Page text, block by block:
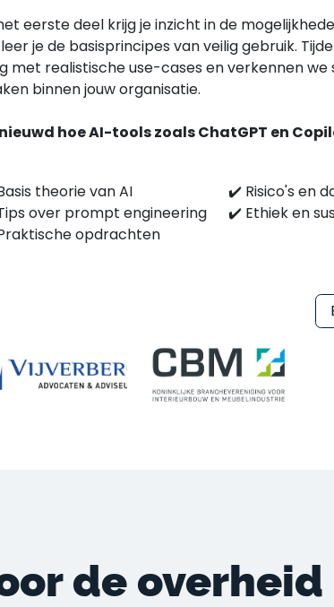
eerste deel krijg je inzicht in de
je de basisprincipes van veilig gebruik.
met realistische use-cases en verkennen
binnen jouw organisatie.
hoe AI-tools zoals ChatGPT en
theorie van AI
over prompt engineering
opdrachten
✔️ Risico's en
✔️ Ethiek en
de overheid